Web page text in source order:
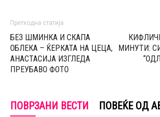
Претходна статија
БЕЗ ШМИНКА И СКАПА
ОБЛЕКА – ЌЕРКАТА НА ЦЕЦА,
АНАСТАСИЈА ИЗГЛЕДА
ПРЕУБАВО ФОТО
МИНУТИ:
ПОВРЗАНИ ВЕСТИ ПОВЕЌЕ ОД